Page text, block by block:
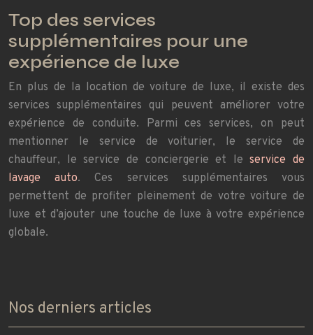
Top des services
supplémentaires pour une
expérience de luxe
En plus de la location de voiture de luxe, il existe des
services supplémentaires qui peuvent améliorer votre
expérience de conduite. Parmi ces services, on peut
mentionner le service de voiturier, le service de
chauffeur, le service de conciergerie et leservice de
lavage auto. Ces services supplémentaires vous
permettent de profiter pleinement de votre voiture de
luxe et d’ajouter une touche de luxe à votre expérience
globale.
Nos derniers articles